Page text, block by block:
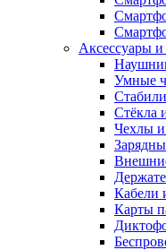
Аксессуары
Умные
Стёкла
Чехлы и
Кабели
Карты